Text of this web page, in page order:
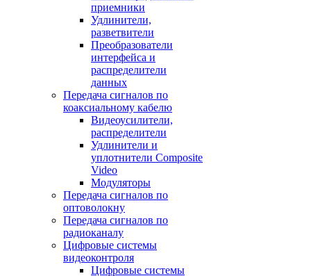
приемники
Удлинители,
разветвители
Преобразователи
интерфейса и
распределители
данных
Передача сигналов по
коаксиальному кабелю
Видеоусилители,
распределители
Удлинители и
уплотнители Сomposite
Video
Модуляторы
Передача сигналов по
оптоволокну
Передача сигналов по
радиоканалу
Цифровые системы
видеоконтроля
Цифровые системы